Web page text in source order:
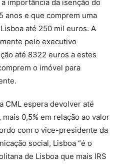
importância da isenção do
anos e que comprem uma
até 250 mil euros. A
pelo executivo
até 8322 euros a estes
o imóvel para
CML espera devolver até
0,5% em relação ao valor
com o vice-presidente da
social, Lisboa “é o
de Lisboa que mais IRS